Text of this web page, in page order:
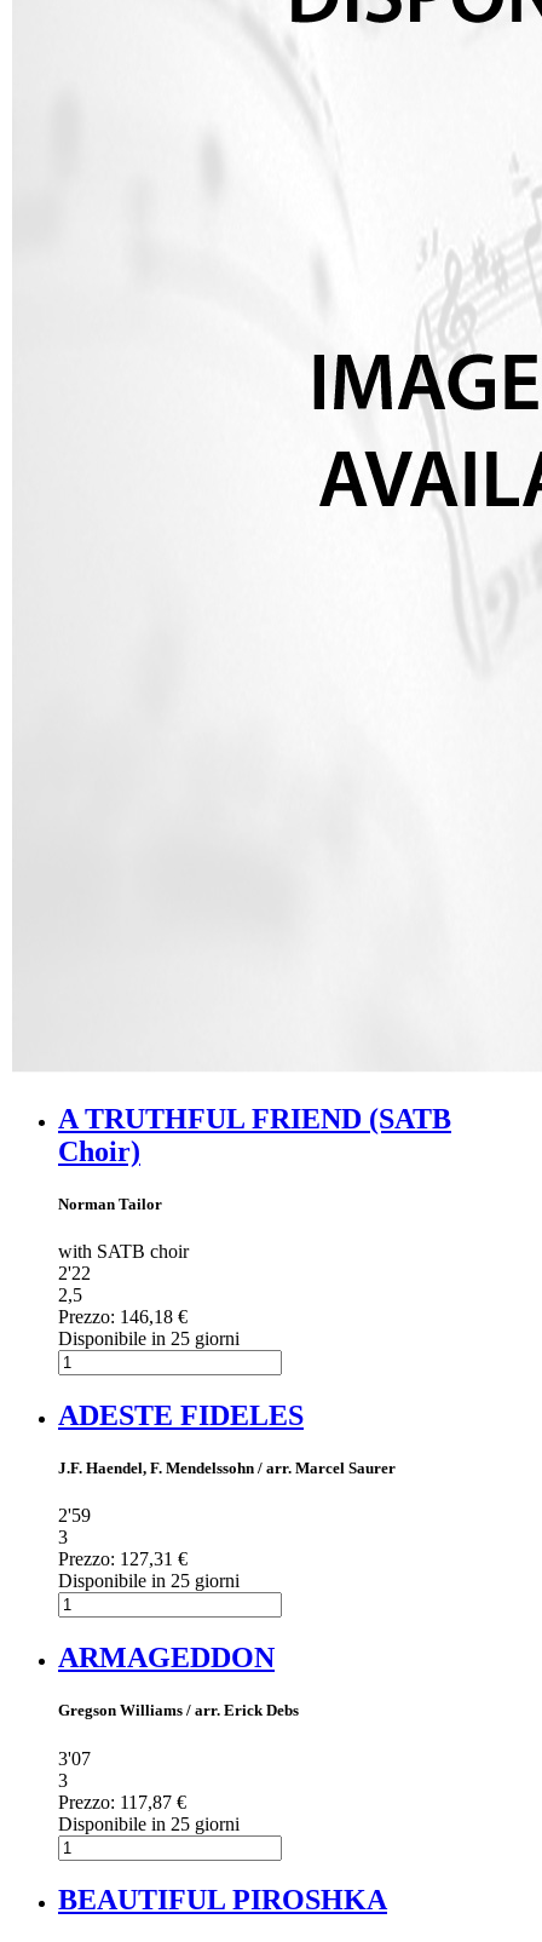
A TRUTHFUL FRIEND (SATB
Choir)
Norman Tailor
with SATB choir
2'22
2,5
Prezzo: 146,18 €
Disponibile in 25 giorni
ADESTE FIDELES
J.F. Haendel, F. Mendelssohn / arr. Marcel Saurer
2'59
3
Prezzo: 127,31 €
Disponibile in 25 giorni
ARMAGEDDON
Gregson Williams / arr. Erick Debs
3'07
3
Prezzo: 117,87 €
Disponibile in 25 giorni
BEAUTIFUL PIROSHKA